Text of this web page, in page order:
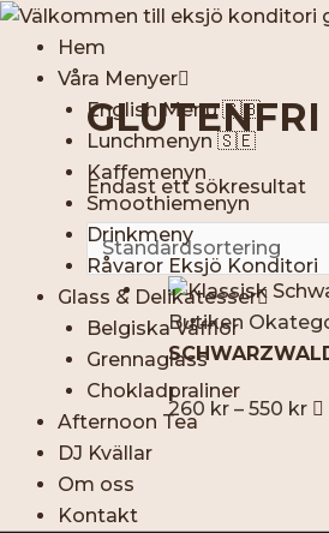
Hoppa
innehåll
Hem
Våra Menyer
English Menu 🇬🇧
Lunchmenyn 🇸🇪
Kaffemenyn
Smoothiemenyn
Drinkmeny
Råvaror Eksjö Konditori
Glass & Delikatesser
Belgiska Våfflor
Grennaglass
Chokladpraliner
Afternoon Tea
DJ Kvällar
Om oss
Kontakt
GLUTENFRI
Endast ett sökresultat
Butiken
260 kr – 550 kr
till